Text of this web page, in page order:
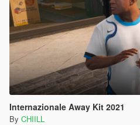
Internazionale Away Kit 2021
By CHIILL